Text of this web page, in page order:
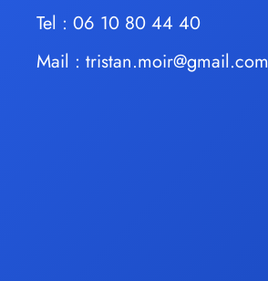
Tel : 06 10 80 44 40
Mail : tristan.moir@gmail.com